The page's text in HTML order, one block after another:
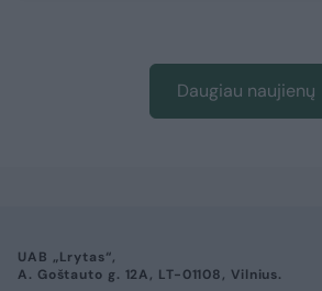
Daugiau naujienų
UAB „Lrytas“,
A. Goštauto g. 12A, LT-01108, Vilnius.